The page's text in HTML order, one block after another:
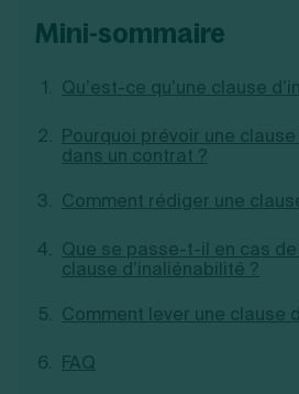
Toutes les modifications
Je souhaite être accompagné
Découvrez notre cabinet
Création d'EURL
Création de SARL
Création de SCI
Création d'association
Ouverture compte pro
Création d'entreprise
mini-sommaire
Qu’est-ce qu’une clause
Pourquoi prévoir une
dans un contrat ?
Comment rédiger une
Que se passe-t-il en cas
clause d’inaliénabilité ?
Comment lever une clause
FAQ